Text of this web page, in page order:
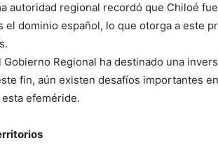
autoridad regional recordó que Chiloé
el dominio español, lo que otorga a este
Regional ha destinado una
fin, aún existen desafíos importantes
efeméride.